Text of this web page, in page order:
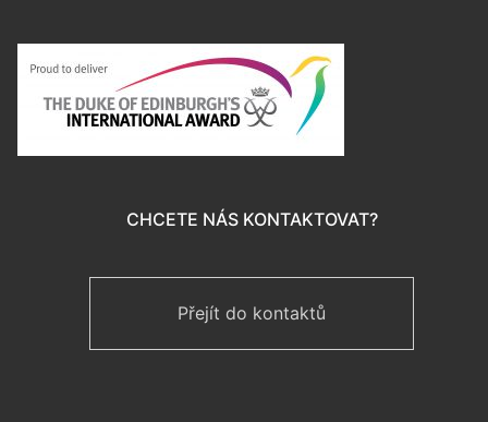
CHCETE NÁS KONTAKTOVAT?
Přejít do kontaktů